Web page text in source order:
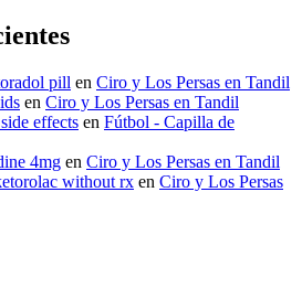
pill en Ciro y Los Persas en Tandil
en Ciro y Los Persas en Tandil
effects en Fútbol - Capilla de
4mg en Ciro y Los Persas en Tandil
without rx en Ciro y Los Persas